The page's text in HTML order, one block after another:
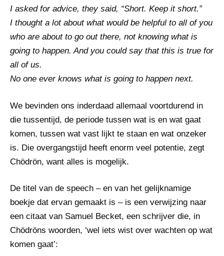
I asked for advice, they said, “Short. Keep it short.”
I thought a lot about what would be helpful to all of you
who are about to go out there, not knowing what is
going to happen. And you could say that this is true for
all of us.
No one ever knows what is going to happen next.
We bevinden ons inderdaad allemaal voortdurend in
die tussentijd, de periode tussen wat is en wat gaat
komen, tussen wat vast lijkt te staan en wat onzeker
is. Die overgangstijd heeft enorm veel potentie, zegt
Chödrön, want alles is mogelijk.
De titel van de speech – en van het gelijknamige
boekje dat ervan gemaakt is – is een verwijzing naar
een citaat van Samuel Becket, een schrijver die, in
Chödröns woorden, ‘wel iets wist over wachten op wat
komen gaat’: